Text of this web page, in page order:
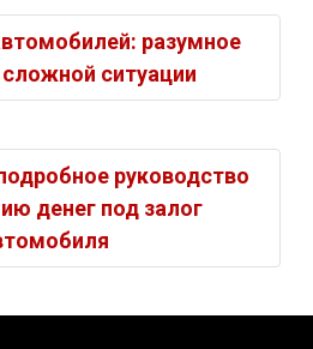
разумное
ситуации
руководство
денег под залог